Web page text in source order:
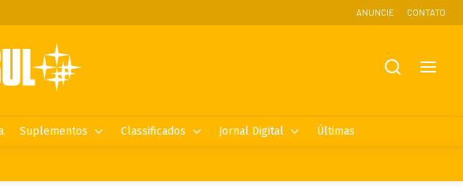
ANUNCIE CONTATO
Suplementos Classificados Jornal Digital Últimas